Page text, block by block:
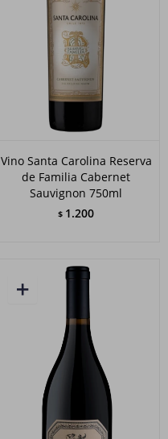
Vino Santa Carolina Reserva
de Familia Cabernet
Sauvignon 750ml
$ 1.200